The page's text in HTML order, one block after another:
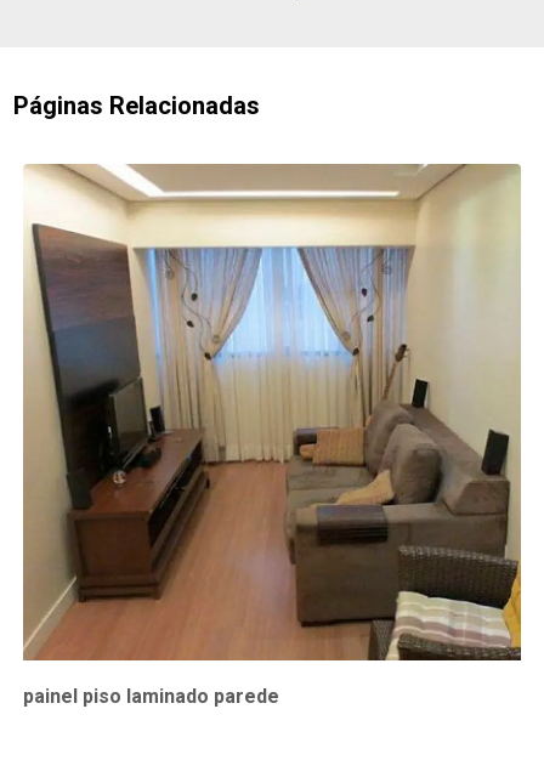
Páginas Relacionadas
painel piso laminado parede